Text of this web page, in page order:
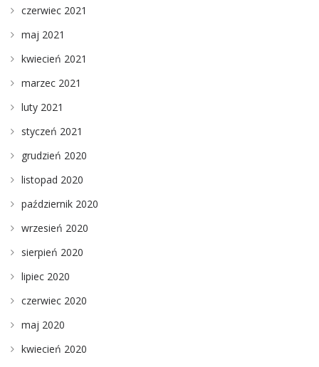
czerwiec 2021
maj 2021
kwiecień 2021
marzec 2021
luty 2021
styczeń 2021
grudzień 2020
listopad 2020
październik 2020
wrzesień 2020
sierpień 2020
lipiec 2020
czerwiec 2020
maj 2020
kwiecień 2020